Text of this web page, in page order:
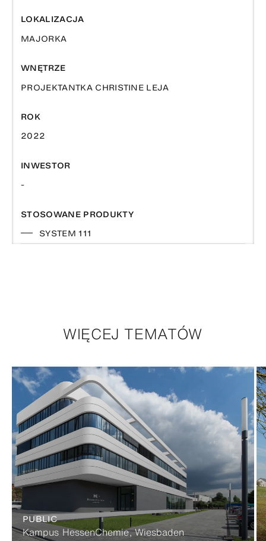
LOKALIZACJA
MAJORKA
WNĘTRZE
PROJEKTANTKA CHRISTINE LEJA
ROK
2022
INWESTOR
-
STOSOWANE PRODUKTY
SYSTEM 111
WIĘCEJ TEMATÓW
PUBLIC
Kampus HessenChemie, Wiesbaden